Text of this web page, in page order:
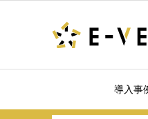
導入事